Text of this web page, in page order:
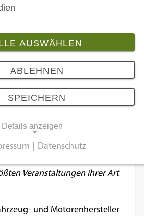
Rudel durch die
des sportlichen Dreirads trafen
Veranstaltungen ihrer Art
und Motorenhersteller
AUSWÄHLEN
ABLEHNEN
SPEICHERN
Details anzeigen
ermöglichen
Funktionen und sind für die
Datenschutz